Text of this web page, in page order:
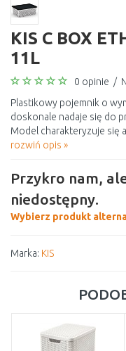
KIS C BOX
11L
0 opinie /
Plastikowy pojemnik o
doskonale nadaje się do
Model charakteryzuje się
rozwiń opis »
Przykro nam,
niedostępny.
Wybierz produkt
Marka: KIS